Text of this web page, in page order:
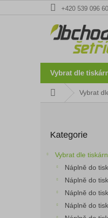
na
+420 539 096
Vybrat dle
Domů Vybrat
kategorie
Kategorie
Vybrat dle
Náplně do
Náplně do
Náplně do
Náplně do